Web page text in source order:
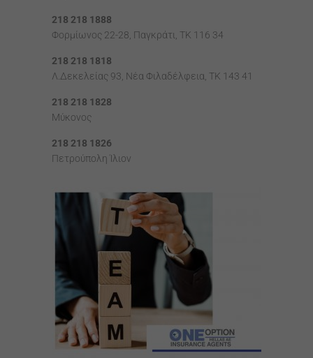
218 218 1888
Φορμίωνος 22-28, Παγκράτι, TK 116 34
218 218 1818
Λ.Δεκελείας 93, Νέα Φιλαδέλφεια, ΤΚ 143 41
218 218 1828
Μύκονος
218 218 1826
Πετρούπολη Ίλιον